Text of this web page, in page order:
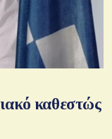
καθεστώς